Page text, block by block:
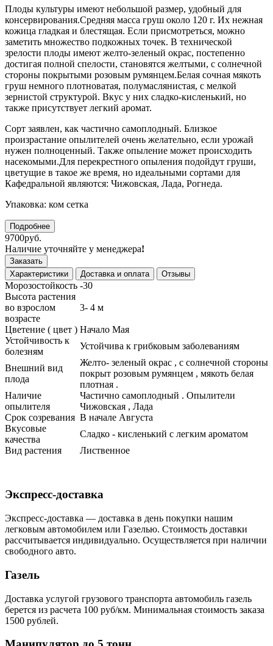
Плоды культуры имеют небольшой размер, удобный для
консервирования.Средняя масса груш около 120 г. Их нежная
кожица гладкая и блестящая. Если присмотреться, можно
заметить множество подкожных точек. В технической
зрелости плоды имеют желто-зеленый окрас, постепенно
достигая полной спелости, становятся желтыми, с солнечной
стороны покрытыми розовым румянцем.Белая сочная мякоть
груш немного плотноватая, полумаслянистая, с мелкой
зернистой структурой. Вкус у них сладко-кисленький, но
также присутствует легкий аромат.
Сорт заявлен, как частично самоплодный. Близкое
произрастание опылителей очень желательно, если урожай
нужен полноценный. Также опыление может происходить
насекомыми.Для перекрестного опыления подойдут груши,
цветущие в такое же время, но идеальными сортами для
Кафедральной являются: Чижовская, Лада, Рогнеда.
Упаковка: ком сетка
Подробнее
9700руб.
Наличие уточняйте у менеджера!
Заказать
Характеристики
Доставка и оплата Отзывы
Морозостойкость -30
Высота растения
во взрослом
возрасте
3- 4 м
Цветение ( цвет ) Начало Мая
Устойчивость к
болезням
Устойчива к грибковым заболеваниям
Внешний вид
плода
Желто- зеленый окрас , с солнечной стороны
покрыт розовым румянцем , мякоть белая
плотная .
Наличие
опылителя
Частично самоплодный . Опылители
Чижовская , Лада
Срок созревания В начале Августа
Вкусовые
качества
Сладко - кисленький с легким ароматом
Вид растения
Лиственное
Экспресс-доставка
Экспресс-доставка — доставка в день покупки нашим
легковым автомобилем или Газелью. Стоимость доставки
рассчитывается индивидуально. Осуществляется при наличии
свободного авто.
Газель
Доставка услугой грузового транспорта автомобиль газель
берется из расчета 100 руб/км. Минимальная стоимость заказа
1500 рублей.